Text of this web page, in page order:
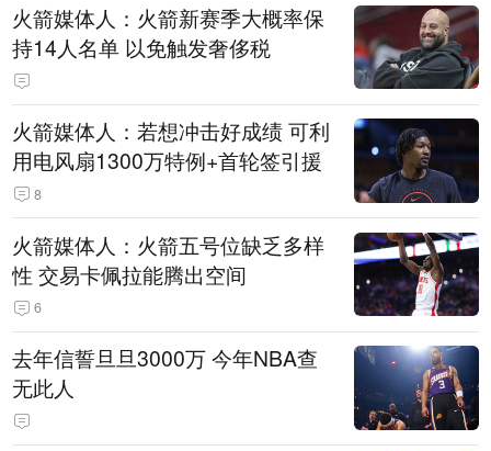
火箭媒体人：火箭新赛季大概率保
持14人名单 以免触发奢侈税
火箭媒体人：若想冲击好成绩 可利
用电风扇1300万特例+首轮签引援
8
火箭媒体人：火箭五号位缺乏多样
性 交易卡佩拉能腾出空间
6
去年信誓旦旦3000万 今年NBA查
无此人